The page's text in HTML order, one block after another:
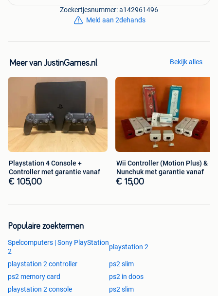
Zoekertjesnummer: a142961496
Meld aan 2dehands
Meer van JustinGames.nl Bekijk alles
Playstation 4 Console +
Controller met garantie vanaf
€ 105,00
Wii Controller (Motion Plus) &
Nunchuk met garantie vanaf
€ 15,00
Populaire zoektermen
Spelcomputers | Sony PlayStation
2
playstation 2
playstation 2 controller
ps2 slim
ps2 memory card
ps2 in doos
playstation 2 console
ps2 slim